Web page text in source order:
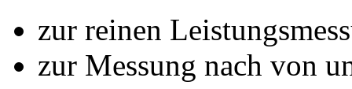
zur reinen
zur Messung nach von